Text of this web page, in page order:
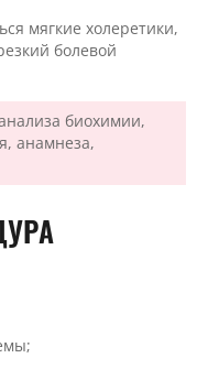
мягкие холеретики,
болевой
биохимии,
анамнеза,